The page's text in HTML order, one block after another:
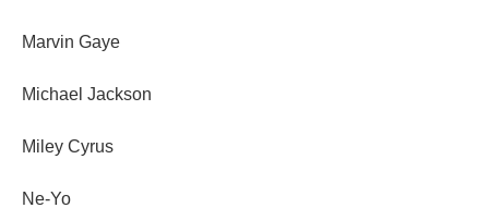
Marvin Gaye
Michael Jackson
Miley Cyrus
Ne-Yo